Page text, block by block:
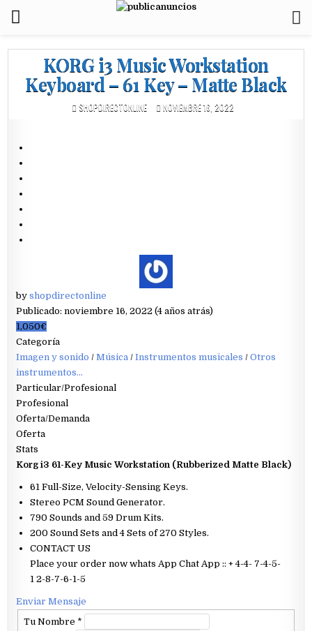
KORG i3 Music Workstation
Keyboard – 61 Key – Matte Black
SHOPDIRECTONLINE NOVIEMBRE 16, 2022
byshopdirectonline
Publicado: noviembre 16, 2022 (4 años atrás)
1,050€
Categoría
Imagen y sonido /Música /Instrumentos musicales /Otros
instrumentos...
Particular/Profesional
Profesional
Oferta/Demanda
Oferta
Stats
Korg i3 61-Key Music Workstation (Rubberized Matte Black)
61 Full-Size, Velocity-Sensing Keys.
Stereo PCM Sound Generator.
790 Sounds and 59 Drum Kits.
200 Sound Sets and 4 Sets of 270 Styles.
CONTACT US
Place your order now whats App Chat App :: + 4-4- 7-4-5-
1 2-8-7-6-1-5
Enviar Mensaje
Tu Nombre *